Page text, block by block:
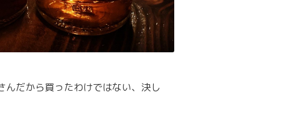
だから買ったわけではない、決し